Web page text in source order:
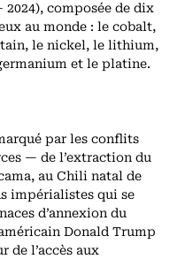
2024), composée de dix
au monde : le cobalt,
le nickel, le lithium,
et le platine.
par les conflits
— de l’extraction du
au Chili natal de
impérialistes qui se
d’annexion du
Donald Trump
de l’accès aux